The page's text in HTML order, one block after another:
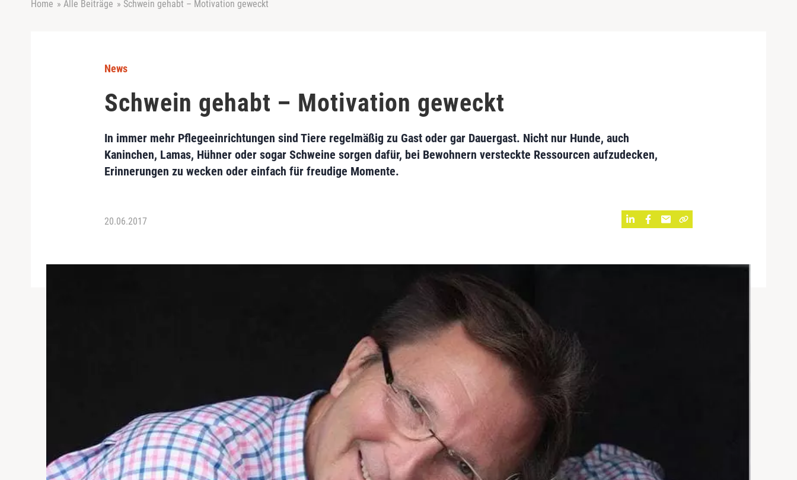
Home » Alle Beiträge » Schwein gehabt – Motivation geweckt
News
Schwein gehabt – Motivation geweckt
In immer mehr Pflegeeinrichtungen sind Tiere regelmäßig zu Gast oder gar Dauergast. Nicht nur Hunde, auch
Kaninchen, Lamas, Hühner oder sogar Schweine sorgen dafür, bei Bewohnern versteckte Ressourcen aufzudecken,
Erinnerungen zu wecken oder einfach für freudige Momente.
20.06.2017